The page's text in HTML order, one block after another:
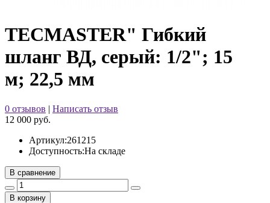
TECMASTER" Гибкий
шланг ВД, серый: 1/2"; 15
м; 22,5 мм
0 отзывов | Написать отзыв
12 000 руб.
Артикул:261215
Доступность:На складе
В сравнение
В корзину